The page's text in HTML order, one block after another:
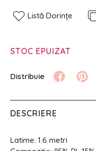
Listă Dorințe
STOC EPUIZAT
DESCRIERE
Latime: 1.6 metri